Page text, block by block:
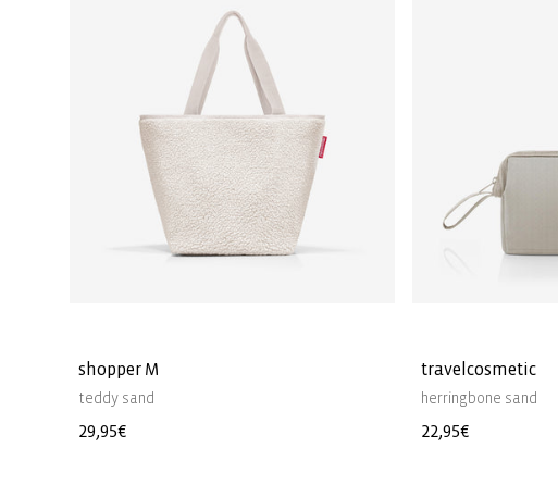
shopper M
teddy sand
Normaler
29,95€
travelcosmetic
herringbone sand
Normaler
22,95€